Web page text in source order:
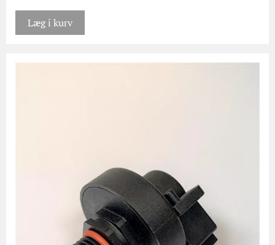
Læg i kurv